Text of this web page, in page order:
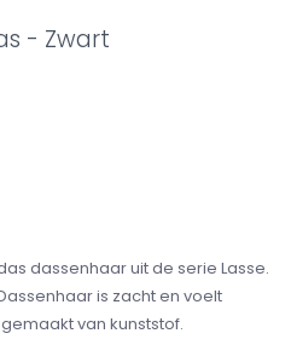
- Zwart
dassenhaar uit de serie Lasse.
is zacht en voelt
van kunststof.